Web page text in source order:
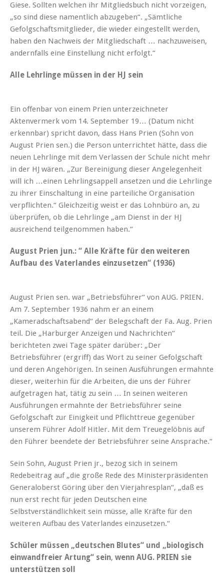
Giese. Sollten welchen ihr Mitgliedsbuch nicht vorzeigen,
„so sind diese namentlich abzugeben“. „Sämtliche
Gefolgschaftsmitglieder, die wieder eingestellt werden,
haben den Nachweis der Mitgliedschaft … nachzuweisen,
andernfalls eine Einstellung nicht erfolgt.“
Alle Lehrlinge müssen in der HJ sein
Ein offenbar von einem Prien unterzeichneter
Aktenvermerk vom 14. September 19… (Datum nicht
erkennbar) spricht davon, dass Hans Prien (Sohn von
August Prien sen.) die Person unterrichtet hätte, dass die
neuen Lehrlinge mit dem Verlassen der Schule nicht mehr
in der HJ wären. „Zur Bereinigung dieser Angelegenheit
will ich …einen Lehrlingsappell ansetzen und die Lehrlinge
zu ihrer Einschaltung in eine parteiliche Organisation
verpflichten.“ Gleichzeitig weist er das Lohnbüro an, zu
überprüfen, ob die Lehrlinge „am Dienst in der HJ
ausreichend teilgenommen haben.“
August Prien jun.: “ Alle Kräfte für den weiteren
Aufbau des Vaterlandes einzusetzen“ (1936)
August Prien sen. war „Betriebsführer“ von AUG. PRIEN.
Am 7. September 1936 nahm er an einem
„Kameradschaftsabend“ der Belegschaft der Fa. Aug. Prien
teil. Die „Harburger Anzeigen und Nachrichten“
berichteten zwei Tage später darüber: „Der
Betriebsführer (ergriff) das Wort zu seiner Gefolgschaft
und deren Angehörigen. In seinen Ausführungen ermahnte
dieser, weiterhin für die Arbeiten, die uns der Führer
aufgetragen hat, tätig zu sein … In seinen weiteren
Ausführungen ermahnte der Betriebsführer seine
Gefolgschaft zur Einigkeit und Pflichttreue gegenüber
unserem Führer Adolf Hitler. Mit dem Treuegelöbnis auf
den Führer beendete der Betriebsführer seine Ansprache.“
Sein Sohn, August Prien jr., bezog sich in seinem
Redebeitrag auf „die große Rede des Ministerpräsidenten
Generaloberst Göring über den Vierjahresplan“, „daß es
nun erst recht für jeden Deutschen eine
Selbstverständlichkeit sein müsse, alle Kräfte für den
weiteren Aufbau des Vaterlandes einzusetzen.“
Schüler müssen „deutschen Blutes“ und „biologisch
einwandfreier Artung“ sein, wenn AUG. PRIEN sie
unterstützen soll